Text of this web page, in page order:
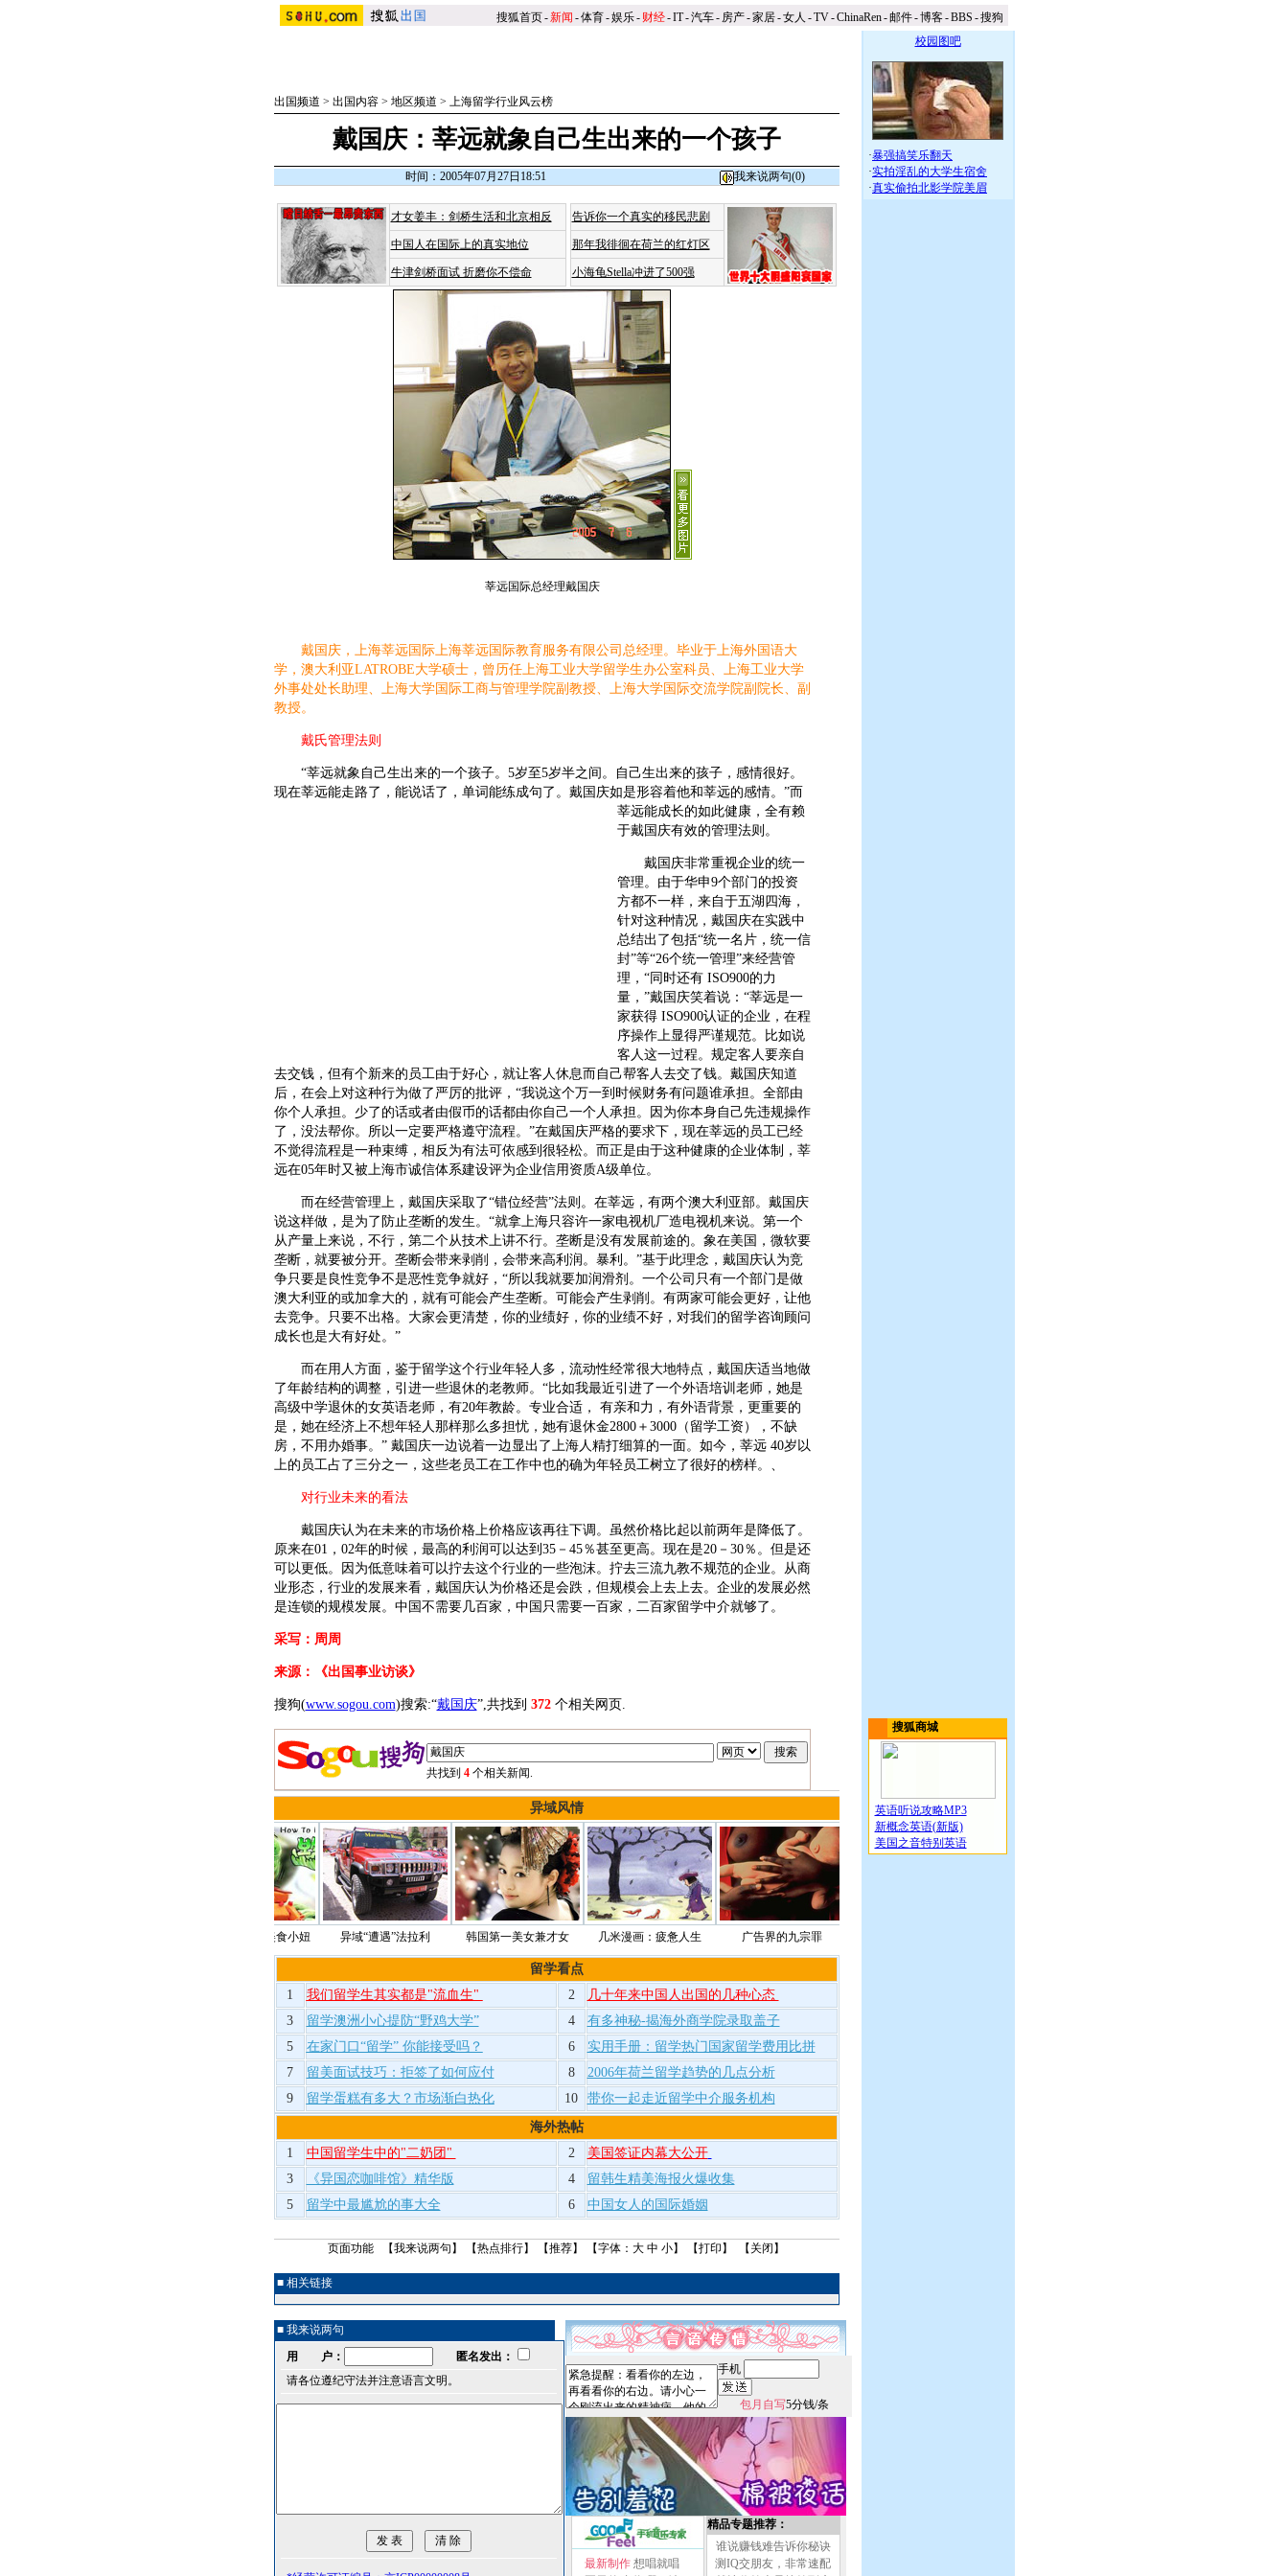
搜狐首页-新闻 -体育-娱乐- 财经-IT-汽车- 房产-家居-女人 -TV-ChinaRen-邮件-博客-BBS -搜狗
出国频道 > 出国内容> 地区频道 > 上海留学行业风云榜
戴国庆：莘远就象自己生出来的一个孩子
时间：2005年07月27日18:51 我来说两句(0)
才女姜丰：剑桥生活和北京相反
中国人在国际上的真实地位
牛津剑桥面试 折磨你不偿命
告诉你一个真实的移民悲剧
那年我徘徊在荷兰的红灯区
小海龟Stella冲进了500强
莘远国际总经理戴国庆
戴国庆，上海莘远国际上海莘远国际教育服务有限公司总经理。毕业于上海外国语大
学，澳大利亚LATROBE大学硕士，曾历任上海工业大学留学生办公室科员、上海工业大学
外事处处长助理、上海大学国际工商与管理学院副教授、上海大学国际交流学院副院长、副
教授。
戴氏管理法则
“莘远就象自己生出来的一个孩子。5岁至5岁半之间。自己生出来的孩子，感情很好。
现在莘远能走路了，能说话了，单词能练成句了。 戴国庆如是形容着他和莘远的感情。”而
莘远能成长的如此健康，全有赖
于戴国庆有效的管理法则。
戴国庆非常重视企业的统一
管理。由于华申9个部门的投资
方都不一样，来自于五湖四海，
针对这种情况，戴国庆在实践中
总结出了包括“统一名片，统一信
封”等“26个统一管理”来经营管
理，“同时还有 ISO900的力
量，”戴国庆笑着说：“莘远是一
家获得 ISO900认证的企业，在程
序操作上显得严谨规范。比如说
客人这一过程。规定客人要亲自
去交钱，但有个新来的员工由于好心，就让客人休息而自己帮客人去交了钱。戴国庆知道
后，在会上对这种行为做了严厉的批评，“我说这个万一到时候财务有问题谁承担。全部由
你个人承担。少了的话或者由假币的话都由你自己一个人承担。因为你本身自己先违规操作
了，没法帮你。所以一定要严格遵守流程。”在戴国庆严格的要求下，现在莘远的员工已经
不觉得流程是一种束缚，相反为有法可依感到很轻松。而正是由于这种健康的企业体制，莘
远在05年时又被上海市诚信体系建设评为企业信用资质A级单位。
而在经营管理上，戴国庆采取了“错位经营”法则。在莘远，有两个澳大利亚部。戴国庆
说这样做，是为了防止垄断的发生。“就拿上海只容许一家电视机厂造电视机来说。第一个
从产量上来说，不行，第二个从技术上讲不行。垄断是没有发展前途的。象在美国，微软要
垄断，就要被分开。垄断会带来剥削，会带来高利润。暴利。”基于此理念，戴国庆认为竞
争只要是良性竞争不是恶性竞争就好，“所以我就要加润滑剂。一个公司只有一个部门是做
澳大利亚的或加拿大的，就有可能会产生垄断。可能会产生剥削。有两家可能会更好，让他
去竞争。只要不出格。大家会更清楚，你的业绩好，你的业绩不好，对我们的留学咨询顾问
成长也是大有好处。”
而在用人方面，鉴于留学这个行业年轻人多，流动性经常很大地特点，戴国庆适当地做
了年龄结构的调整，引进一些退休的老教师。“比如我最近引进了一个外语培训老师，她是
高级中学退休的女英语老师，有20年教龄。专业合适， 有亲和力，有外语背景，更重要的
是，她在经济上不想年轻人那样那么多担忧，她有退休金2800＋3000（留学工资），不缺
房，不用办婚事。” 戴国庆一边说着一边显出了上海人精打细算的一面。如今，莘远 40岁以
上的员工占了三分之一，这些老员工在工作中也的确为年轻员工树立了很好的榜样。、
对行业未来的看法
戴国庆认为在未来的市场价格上价格应该再往下调。虽然价格比起以前两年是降低了。
原来在01，02年的时候，最高的利润可以达到35－45％甚至更高。现在是20－30％。但是还
可以更低。因为低意味着可以拧去这个行业的一些泡沫。拧去三流九教不规范的企业。从商
业形态，行业的发展来看，戴国庆认为价格还是会跌，但规模会上去上去。企业的发展必然
是连锁的规模发展。中国不需要几百家，中国只需要一百家，二百家留学中介就够了。
采写：周周
来源：《出国事业访谈》
搜狗(www.sogou.com)搜索:“戴国庆”,共找到 372 个相关网页.
共找到 4 个相关新闻.
异域风情
异域“遭遇”法拉利 韩国第一美女兼才女 几米漫画：疲惫人生 广告界的九宗罪 MM出游经典照
留学看点
1
我们留学生其实都是"流血生" 2
几十年来中国人出国的几种心态
3
留学澳洲小心提防“野鸡大学” 4
有多神秘-揭海外商学院录取盖子
5
在家门口“留学” 你能接受吗？ 6
实用手册：留学热门国家留学费用比拼
7
留美面试技巧：拒签了如何应付 8
2006年荷兰留学趋势的几点分析
9
留学蛋糕有多大？市场渐白热化 10
带你一起走近留学中介服务机构
海外热帖
1
中国留学生中的"二奶团" 2
美国签证内幕大公开
3
《异国恋咖啡馆》精华版 4
留韩生精美海报火爆收集
5
留学中最尴尬的事大全 6 中国女人的国际婚姻
页面功能 【我来说两句 】 【热点排行】 【推荐】 【字体： 大 中 小】 【打印 】 【 关闭 】
■ 相关链接
■ 我来说两句
用 户：
匿名发出：
请各位遵纪守法并注意语言文明。
手机
包月自写5分钱/条
最新制作 想唱就唱
精品专题推荐：
谁说赚钱难告诉你秘诀
测IQ交朋友，非常速配
校园图吧
·暴强搞笑乐翻天
·实拍淫乱的大学生宿舍
·真实偷拍北影学院美眉
搜狐商城
英语听说攻略MP3
新概念英语(新版)
美国之音特别英语